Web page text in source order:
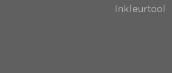
Inkleurtool